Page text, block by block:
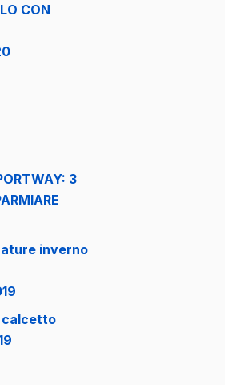
CON
3
inverno
calcetto